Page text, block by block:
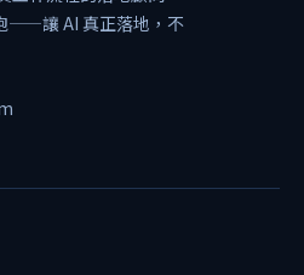
——讓 AI 真正落地，不